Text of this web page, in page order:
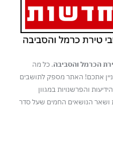
הכרמל והסביבה. כל מה
אתכם! האתר מספק לתושבים
והפרשנויות במגוון
ושאר הנושאים החמים שעל סדר